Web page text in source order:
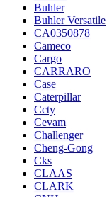
Buhler
Buhler Versatile
CA0350878
Cameco
Cargo
CARRARO
Case
Caterpillar
Ccty
Cevam
Challenger
Cheng-Gong
Cks
CLAAS
CLARK